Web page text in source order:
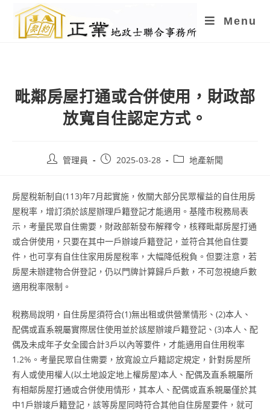
content
Menu
毗鄰房屋打通或合併使用，財政部
放寬自住認定方式。
Post管理員
Post 2025-03-28
Post地產新聞
房屋稅新制自(113)年7月起實施，攸關大部分民眾權益的自住用房
屋稅率，增訂須於該屋辦理戶籍登記才能適用。基隆市稅務局表
示，考量民眾自住需要，財政部新發布解釋令，核釋毗鄰房屋打通
或合併使用，只要在其中一戶辦竣戶籍登記，並符合其他自住要
件，也可享有自住住家用房屋稅率，大幅降低稅負。但要注意，若
房屋未辦建物合併登記，仍以門牌計算歸戶戶數，不可忽視總戶數
適用稅率限制。
稅務局說明，自住房屋須符合(1)無出租或供營業情形、(2)本人、
配偶或直系親屬實際居住使用並於該屋辦竣戶籍登記、(3)本人、配
偶及未成年子女全國合計3戶以內等要件，才能適用自住用稅率
1.2%。考量民眾自住需要，放寬設立戶籍認定規定，針對房屋所
有人或使用權人(以土地設定地上權房屋)本人、配偶及直系親屬所
有相鄰房屋打通或合併使用情形，其本人、配偶或直系親屬僅於其
中1戶辦竣戶籍登記，該等房屋同時符合其他自住房屋要件，就可